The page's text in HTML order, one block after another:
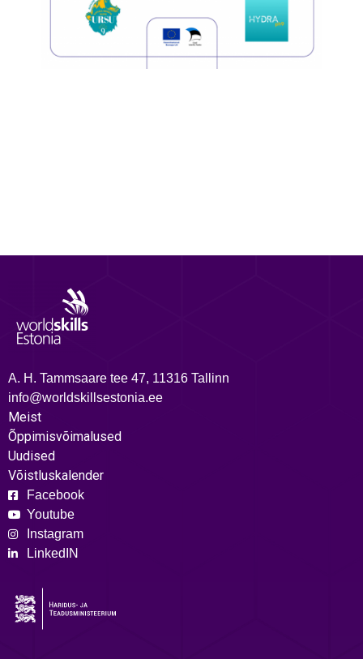
A. H. Tammsaare tee 47, 11316 Tallinn
info@worldskillsestonia.ee
Meist
Õppimisvõimalused
Uudised
Võistluskalender
Facebook
Youtube
Instagram
LinkedIN